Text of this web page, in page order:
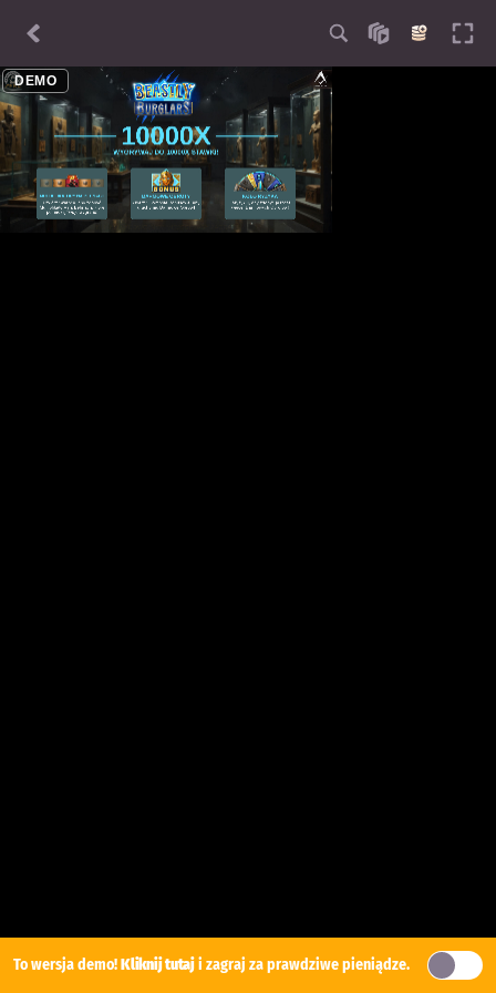
To wersja demo!Kliknij tutaji zagraj za prawdziwe pieniądze.